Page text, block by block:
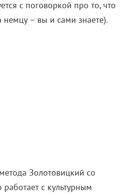
с поговоркой про то, что
– вы и сами знаете).
Золотовицкий со
с культурным